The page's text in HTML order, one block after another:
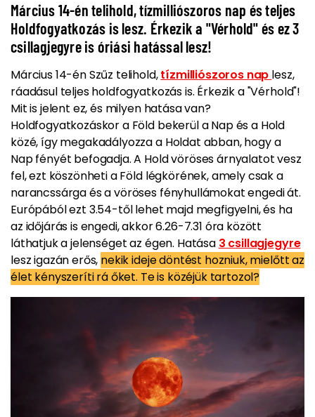
Március 14-én telihold, tízmilliószoros nap és teljes
Holdfogyatkozás is lesz. Érkezik a "Vérhold" és ez 3
csillagjegyre is óriási hatással lesz!
Március 14-én Szűz telihold,tízmilliószoros nap lesz,
ráadásul teljes holdfogyatkozás is. Érkezik a "Vérhold"!
Mit is jelent ez, és milyen hatása van?
Holdfogyatkozáskor a Föld bekerül a Nap és a Hold
közé, így megakadályozza a Holdat abban, hogy a
Nap fényét befogadja. A Hold vöröses árnyalatot vesz
fel, ezt köszönheti a Föld légkörének, amely csak a
narancssárga és a vöröses fényhullámokat engedi át.
Európából ezt 3.54-től lehet majd megfigyelni, és ha
az időjárás is engedi, akkor 6.26-7.31 óra között
láthatjuk a jelenséget az égen. Hatása 3 csillagjegyre
lesz igazán erős, nekik ideje döntést hozniuk, mielőtt az
élet kényszeríti rá őket. Te is közéjük tartozol?